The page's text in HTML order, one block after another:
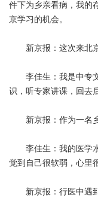
件下为乡亲看病，我的
京学习的机会。
新京报：这次来北京
李佳生：我是中专文
识，听专家讲课，回去
新京报：作为一名乡
李佳生：我的医学水
觉到自己很软弱，心里
新京报：行医中遇到